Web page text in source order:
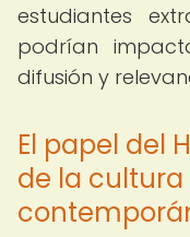
estudiantes
podrían
difusión y
El papel del
de la